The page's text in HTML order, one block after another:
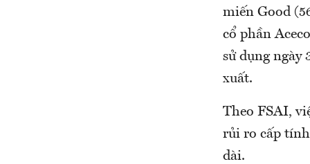
miến Good
cổ phần
sử dụng ngày
xuất.
Theo FSAI,
rủi ro cấp
dài.